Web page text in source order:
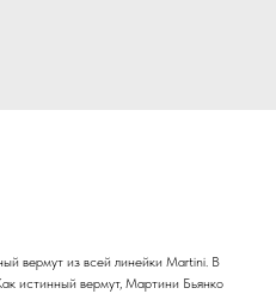
вермут из всей линейки Martini. В
истинный вермут, Мартини Бьянко